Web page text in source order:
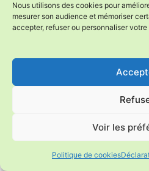
Nous utilisons des cookies pour
mesurer son audience et mémoriser
accepter, refuser ou personnaliser
Voir les
Politique de cookies
gens qui me rendent visite
téléphone pour me signaler
Par rapport aux voisins le
voisine à chaque fois qu’elle
du mal (balancer des
qui ne supportent pas
exigé de moi via la mairie
dressage à mon chien, ce